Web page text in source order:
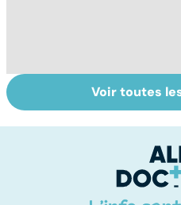
Alimentation :
mangeons-nous
Voir toutes